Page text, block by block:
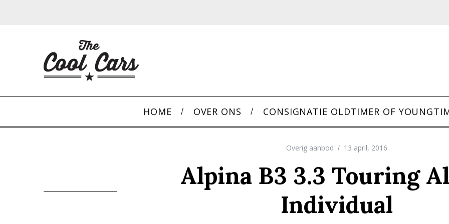
HOME OVER ONS CONSIGNATIE OLDTIMER OF
Overig aanbod 13 april, 2016
Alpina B3 3.3 Touring
Individual